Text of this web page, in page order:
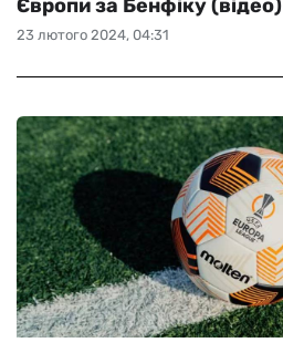
23 лютого 2024, 04:31
Європи за Бенфіку (відео)